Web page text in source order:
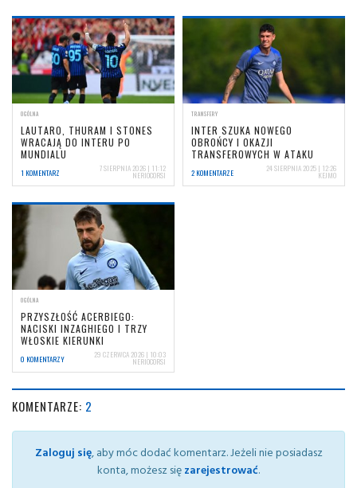
OGÓLNA
LAUTARO, THURAM I STONES
WRACAJĄ DO INTERU PO
MUNDIALU
1 KOMENTARZ 7 SIERPNIA 2026 | 11:12
NERIOCORSI
TRANSFERY
INTER SZUKA NOWEGO
OBROŃCY I OKAZJI
TRANSFEROWYCH W ATAKU
2 KOMENTARZE 24 SIERPNIA 2025 | 12:26
KEJMO
OGÓLNA
PRZYSZŁOŚĆ ACERBIEGO:
NACISKI INZAGHIEGO I TRZY
WŁOSKIE KIERUNKI
0 KOMENTARZY 29 CZERWCA 2026 | 10:03
NERIOCORSI
KOMENTARZE: 2
Zaloguj się, aby móc dodać komentarz. Jeżeli nie posiadasz
konta, możesz sięzarejestrować.